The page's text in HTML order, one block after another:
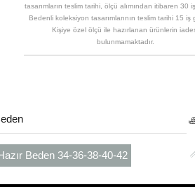
tasarımların teslim tarihi, ölçü alımından itibaren 30
Bedenli koleksiyon tasarımlarının teslim tarihi 15 iş
Kişiye özel ölçü ile hazırlanan ürünlerin
bulunmamaktadır.
Beden 34-36-38-40-42